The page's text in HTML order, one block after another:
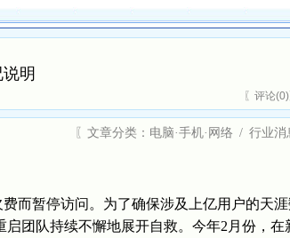
明
〖 评论(0)
〖文章分类： 电脑·手机·网络 / 行业消
暂停访问。为了确保涉及上亿用户的天
团队持续不懈地展开自救。今年2月份，在